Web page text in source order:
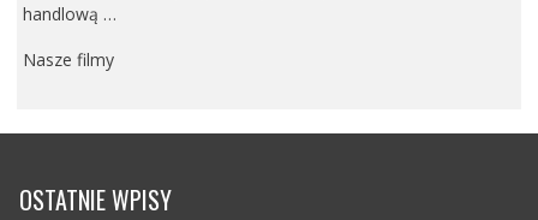
handlową …
Nasze filmy
OSTATNIE WPISY